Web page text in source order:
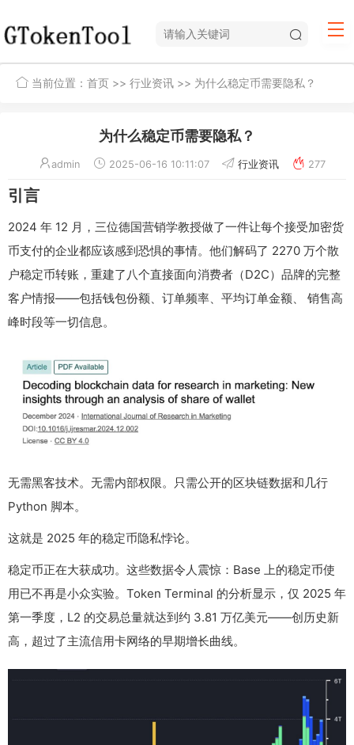
当前位置： 首页 >> 行业资讯 >> 为什么稳定币需要隐私？
为什么稳定币需要隐私？
admin 2025-06-16 10:11:07 行业资讯 277
引言
2024 年 12 月，三位德国营销学教授做了一件让每个接受加密货
币支付的企业都应该感到恐惧的事情。他们解码了 2270 万个散
户稳定币转账，重建了八个直接面向消费者（D2C）品牌的完整
客户情报——包括钱包份额、订单频率、平均订单金额、 销售高
峰时段等一切信息。
无需黑客技术。无需内部权限。只需公开的区块链数据和几行
Python 脚本。
这就是 2025 年的稳定币隐私悖论。
稳定币正在大获成功。这些数据令人震惊：Base 上的稳定币使
用已不再是小众实验。Token Terminal 的分析显示，仅 2025 年
第一季度，L2 的交易总量就达到约 3.81 万亿美元——创历史新
高，超过了主流信用卡网络的早期增长曲线。